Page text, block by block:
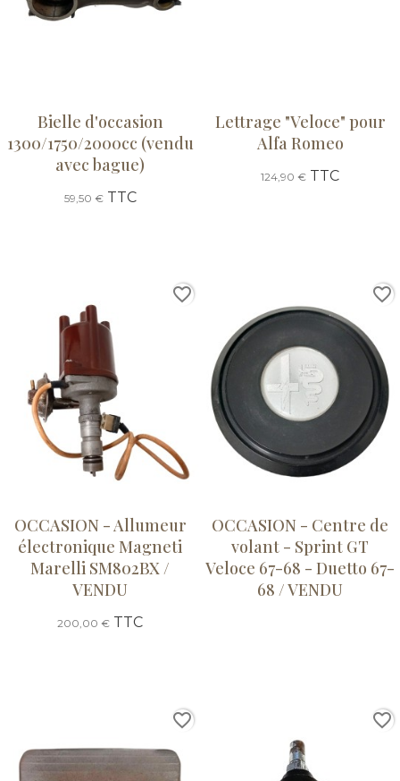
Bielle d'occasion
1300/1750/2000cc (vendu
avec bague)
59,50 €TTC
Lettrage "Veloce" pour
Alfa Romeo
124,90 € TTC
OCCASION - Allumeur
électronique Magneti
Marelli SM802BX /
VENDU
200,00 € TTC
favorite_border
OCCASION - Centre de
volant - Sprint GT
Veloce 67-68 - Duetto 67-
68 / VENDU
favorite_border
favorite_border favorite_border